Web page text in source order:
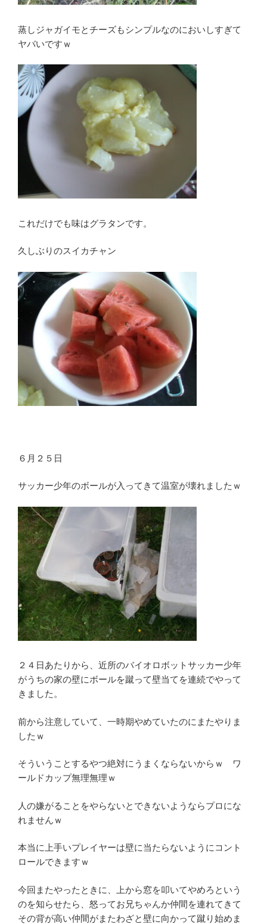
蒸しジャガイモとチーズもシンプルなのにおいしすぎて
ヤバいですｗ
これだけでも味はグラタンです。
久しぶりのスイカチャン
６月２５日
サッカー少年のボールが入ってきて温室が壊れましたｗ
２４日あたりから、近所のバイオロボットサッカー少年
がうちの家の壁にボールを蹴って壁当てを連続でやって
きました。
前から注意していて、一時期やめていたのにまたやりま
したｗ
そういうことするやつ絶対にうまくならないからｗ ワ
ールドカップ無理無理ｗ
人の嫌がることをやらないとできないようならプロにな
れませんｗ
本当に上手いプレイヤーは壁に当たらないようにコント
ロールできますｗ
今回またやったときに、上から窓を叩いてやめろという
のを知らせたら、怒ってお兄ちゃんか仲間を連れてきて
その背が高い仲間がまたわざと壁に向かって蹴り始めま